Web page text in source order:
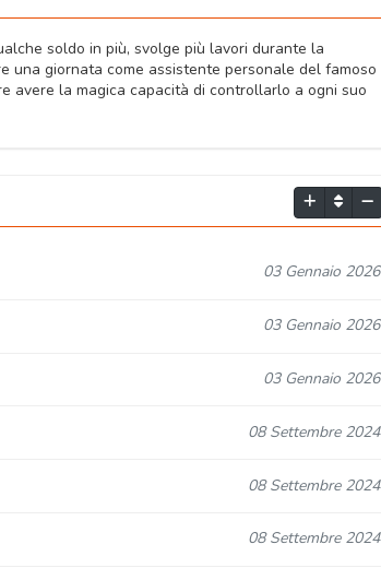
soldo in più, svolge più lavori durante la
una giornata come assistente personale del famoso
avere la magica capacità di controllarlo a ogni suo
03 Gennaio 2026
03 Gennaio 2026
03 Gennaio 2026
08 Settembre 2024
08 Settembre 2024
08 Settembre 2024